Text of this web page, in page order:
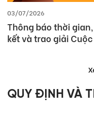
03/07/2026
Thông báo thời
kết và trao giải
QUY ĐỊNH VÀ